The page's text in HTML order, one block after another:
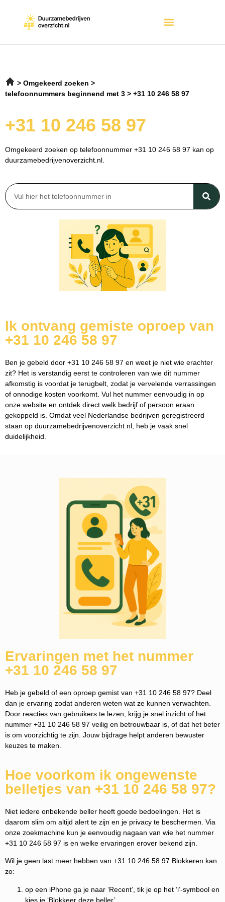
Omgekeerd zoeken
telefoonnummers beginnend met 3
+31 10 246 58 97
+31 10 246 58 97
Omgekeerd zoeken op telefoonnummer +31 10 246 58 97 kan op
duurzamebedrijvenoverzicht.nl.
Ik ontvang gemiste oproep van
+31 10 246 58 97
Ben je gebeld door +31 10 246 58 97 en weet je niet wie erachter
zit? Het is verstandig eerst te controleren van wie dit nummer
afkomstig is voordat je terugbelt, zodat je vervelende verrassingen
of onnodige kosten voorkomt. Vul het nummer eenvoudig in op
onze website en ontdek direct welk bedrijf of persoon eraan
gekoppeld is. Omdat veel Nederlandse bedrijven geregistreerd
staan op duurzamebedrijvenoverzicht.nl, heb je vaak snel
duidelijkheid.
Ervaringen met het nummer
+31 10 246 58 97
Heb je gebeld of een oproep gemist van +31 10 246 58 97? Deel
dan je ervaring zodat anderen weten wat ze kunnen verwachten.
Door reacties van gebruikers te lezen, krijg je snel inzicht of het
nummer +31 10 246 58 97 veilig en betrouwbaar is, of dat het beter
is om voorzichtig te zijn. Jouw bijdrage helpt anderen bewuster
keuzes te maken.
Hoe voorkom ik ongewenste
belletjes van +31 10 246 58 97?
Niet iedere onbekende beller heeft goede bedoelingen. Het is
daarom slim om altijd alert te zijn en je privacy te beschermen. Via
onze zoekmachine kun je eenvoudig nagaan van wie het nummer
+31 10 246 58 97 is en welke ervaringen erover bekend zijn.
Wil je geen last meer hebben van +31 10 246 58 97 Blokkeren kan
zo:
op een iPhone ga je naar ‘Recent’, tik je op het ‘i’-symbool en
kies je ‘Blokkeer deze beller’.